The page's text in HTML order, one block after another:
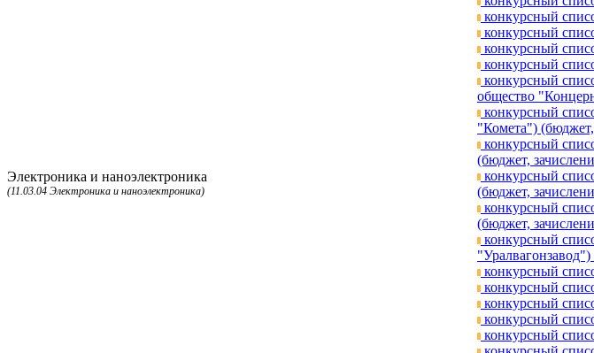
конкурсный
конкурсный
Электроника и наноэлектроника
(11.03.04 Электроника и наноэлектроника)
конкурсный
конкурсный
конкурсный
общество
конкурсный
"Комета") (бюджет,
конкурсный
(бюджет,
конкурсный
(бюджет,
конкурсный
(бюджет,
конкурсный
"Уралвагонзавод")
конкурсный
конкурсный
конкурсный
конкурсный
конкурсный